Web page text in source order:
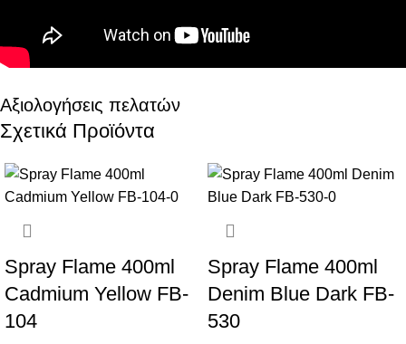
Αξιολογήσεις πελατών
Σχετικά Προϊόντα
Spray Flame 400ml
Cadmium Yellow FB-
104
Spray Flame 400ml
Denim Blue Dark FB-
530